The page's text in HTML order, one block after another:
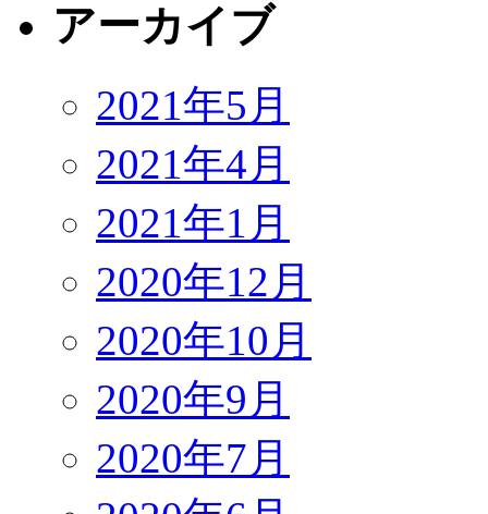
アーカイブ
2021年5月
2021年4月
2021年1月
2020年12月
2020年10月
2020年9月
2020年7月